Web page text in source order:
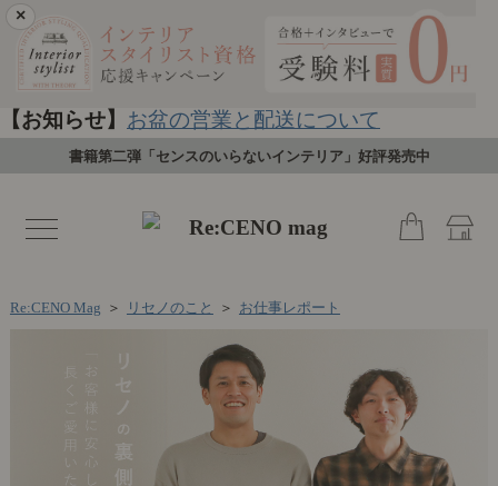
×
【お知らせ】 お盆の営業と配送について
書籍第二弾「センスのいらないインテリア」好評発売中
toggle
navigation
Re:CENO Mag ＞ リセノのこと ＞ お仕事レポート